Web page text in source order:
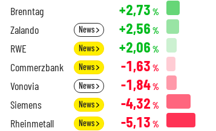
Brenntag +2,73 %
Zalando News +2,56 %
RWE News +2,06 %
Commerzbank News -1,63 %
Vonovia News -1,84%
Siemens News -4,32 %
Rheinmetall News -5,13 %